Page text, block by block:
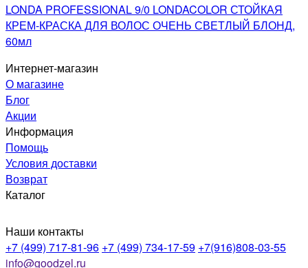
LONDA PROFESSIONAL 9/0 LONDACOLOR СТОЙКАЯ
КРЕМ-КРАСКА ДЛЯ ВОЛОС ОЧЕНЬ СВЕТЛЫЙ БЛОНД,
60мл
Интернет-магазин
О магазине
Блог
Акции
Информация
Помощь
Условия доставки
Возврат
Каталог
Наши контакты
+7 (499) 717-81-96 +7 (499) 734-17-59 +7(916)808-03-55
info@goodzel.ru